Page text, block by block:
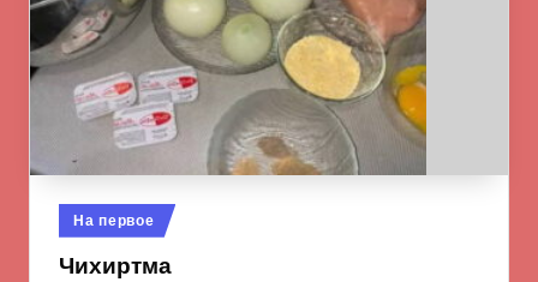
Опубликовано
в
На первое
Чихиртма